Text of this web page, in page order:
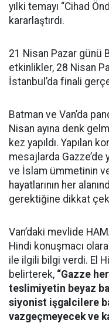
yılki temayı “Cihad
kararlaştırdı.
21 Nisan Pazar günü
etkinlikler, 28 Nisan
İstanbul’da finali
Batman ve Van’da
Nisan ayına denk
kez yapıldı. Yapılan
mesajlarda Gazze’de
ve İslam ümmetinin
hayatlarının her
gerektiğine dikkat
Van’daki mevlide
Hindi konuşmacı
ile ilgili bilgi verdi. El
belirterek, “Gazze
teslimiyetin beyaz
siyonist işgalcilere
vazgeçmeyecek ve